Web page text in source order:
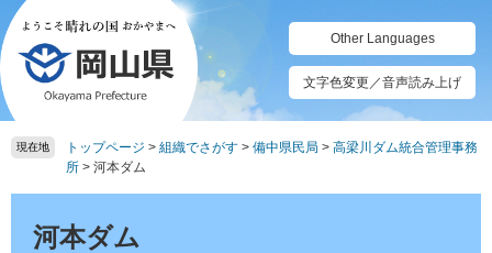
ペ
ー
ジ
の
先
頭
メ
ニ
ュ
ー
を
飛
て
Other Languages
文字色変更／音声読み上げ
現在地 トップページ > 組織でさがす > 備中県民局 > 高梁川ダム統合管理事務
所 > 河本ダム
河本ダム